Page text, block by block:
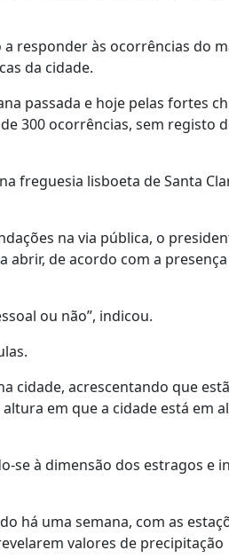
responder às ocorrências do
da cidade.
passada e hoje pelas fortes
300 ocorrências, sem registo
freguesia lisboeta de Santa
na via pública, o
abrir, de acordo com a
ou não”, indicou.
cidade, acrescentando que
em que a cidade está em
se à dimensão dos estragos e
há uma semana, com as
valores de precipitação